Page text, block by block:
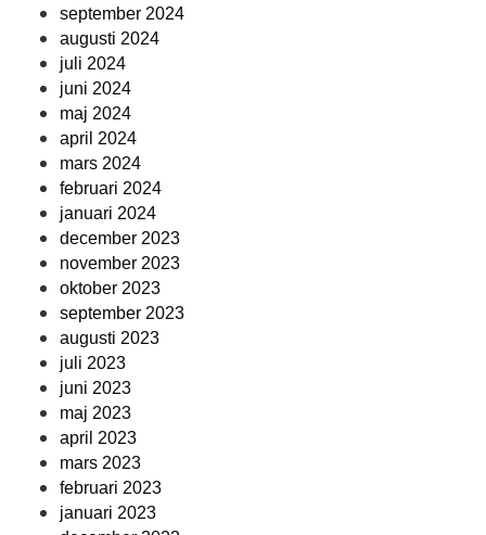
september 2024
augusti 2024
juli 2024
juni 2024
maj 2024
april 2024
mars 2024
februari 2024
januari 2024
december 2023
november 2023
oktober 2023
september 2023
augusti 2023
juli 2023
juni 2023
maj 2023
april 2023
mars 2023
februari 2023
januari 2023